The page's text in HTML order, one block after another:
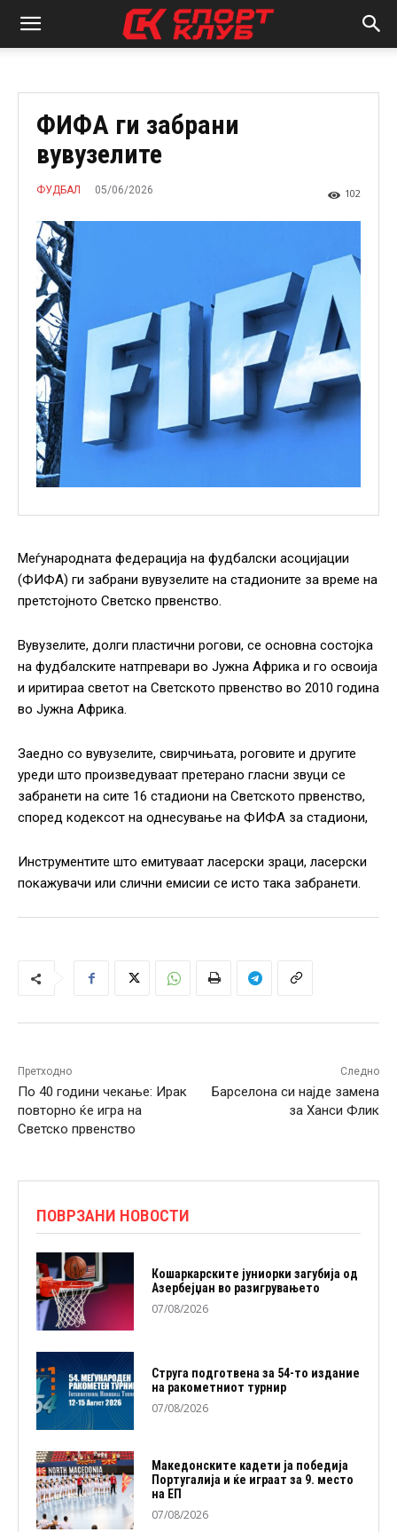
ФИФА ги забрани
вувузелите
ФУДБАЛ 05/06/2026 102
Меѓународната федерација на фудбалски асоцијации
(ФИФА) ги забрани вувузелите на стадионите за време на
претстојното Светско првенство.
Вувузелите, долги пластични рогови, се основна состојка
на фудбалските натпревари во Јужна Африка и го освоија
и иритираа светот на Светското првенство во 2010 година
во Јужна Африка.
Заедно со вувузелите, свирчињата, роговите и другите
уреди што произведуваат претерано гласни звуци се
забранети на сите 16 стадиони на Светското првенство,
според кодексот на однесување на ФИФА за стадиони,
Инструментите што емитуваат ласерски зраци, ласерски
покажувачи или слични емисии се исто така забранети.
Претходно
По 40 години чекање: Ирак
повторно ќе игра на
Светско првенство
Следно
Барселона си најде замена
за Ханси Флик
ПОВРЗАНИ НОВОСТИ
Кошаркарските јуниорки загубија од
Азербејџан во разигрувањето
07/08/2026
Струга подготвена за 54-то издание
на ракометниот турнир
07/08/2026
Македонските кадети ја победија
Португалија и ќе играат за 9. место
на ЕП
07/08/2026